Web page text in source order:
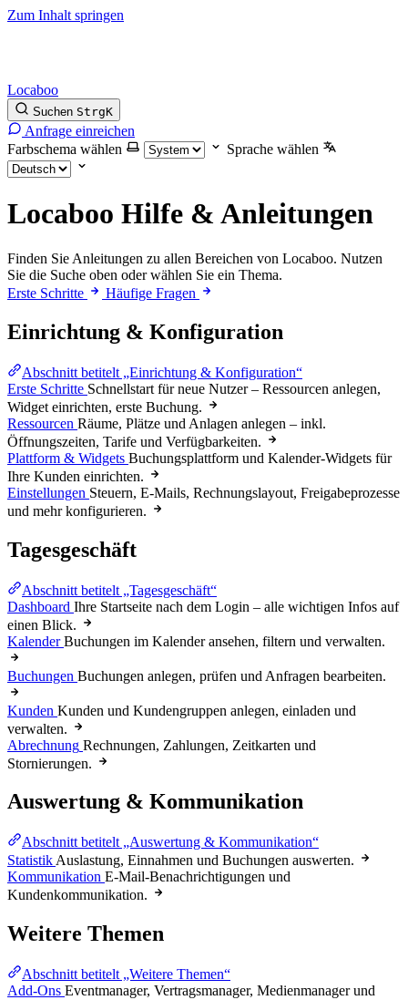
Zum Inhalt springen
Locaboo
Suchen StrgK
Anfrage einreichen
Farbschema wählen
Sprache wählen
Locaboo Hilfe & Anleitungen
Finden Sie Anleitungen zu allen Bereichen von Locaboo. Nutzen
Sie die Suche oben oder wählen Sie ein Thema.
Erste Schritte
Häufige Fragen
Einrichtung & Konfiguration
Abschnitt betitelt „Einrichtung & Konfiguration“
Erste Schritte Schnellstart für neue Nutzer – Ressourcen anlegen,
Widget einrichten, erste Buchung.
Ressourcen Räume, Plätze und Anlagen anlegen – inkl.
Öffnungszeiten, Tarife und Verfügbarkeiten.
Plattform & Widgets Buchungsplattform und Kalender-Widgets für
Ihre Kunden einrichten.
Einstellungen Steuern, E-Mails, Rechnungslayout, Freigabeprozesse
und mehr konfigurieren.
Tagesgeschäft
Abschnitt betitelt „Tagesgeschäft“
Dashboard Ihre Startseite nach dem Login – alle wichtigen Infos auf
einen Blick.
Kalender Buchungen im Kalender ansehen, filtern und verwalten.
Buchungen Buchungen anlegen, prüfen und Anfragen bearbeiten.
Kunden Kunden und Kundengruppen anlegen, einladen und
verwalten.
Abrechnung Rechnungen, Zahlungen, Zeitkarten und
Stornierungen.
Auswertung & Kommunikation
Abschnitt betitelt „Auswertung & Kommunikation“
Statistik Auslastung, Einnahmen und Buchungen auswerten.
Kommunikation E-Mail-Benachrichtigungen und
Kundenkommunikation.
Weitere Themen
Abschnitt betitelt „Weitere Themen“
Add-Ons Eventmanager, Vertragsmanager, Medienmanager und